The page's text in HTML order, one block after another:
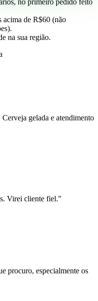
acima de R$60 (não
na sua região.
gelada e atendimento
Virei cliente fiel."
procuro, especialmente os